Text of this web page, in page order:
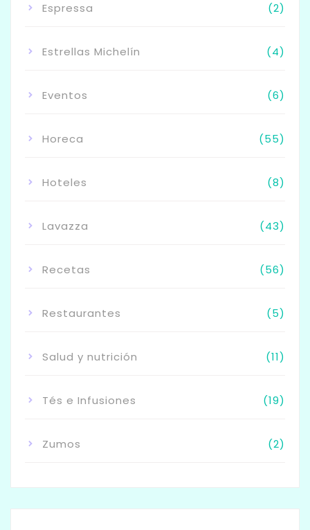
Espressa (2)
Estrellas Michelín (4)
Eventos (6)
Horeca (55)
Hoteles (8)
Lavazza (43)
Recetas (56)
Restaurantes (5)
Salud y nutrición (11)
Tés e Infusiones (19)
Zumos (2)